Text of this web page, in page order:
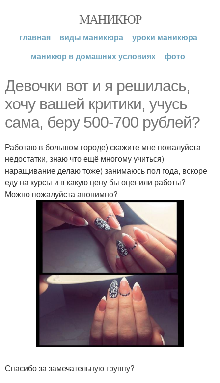
МАНИКЮР
главная виды маникюра
уроки маникюра
маникюр в домашних условиях
фото
Девочки вот и я решилась,
хочу вашей критики, учусь
сама, беру 500-700 рублей?
Работаю в большом городе) скажите мне пожалуйста
недостатки, знаю что ещё многому учиться)
наращивание делаю тоже) занимаюсь пол года, вскоре
еду на курсы и в какую цену бы оценили работы?
Можно пожалуйста анонимно?
Спасибо за замечательную группу?